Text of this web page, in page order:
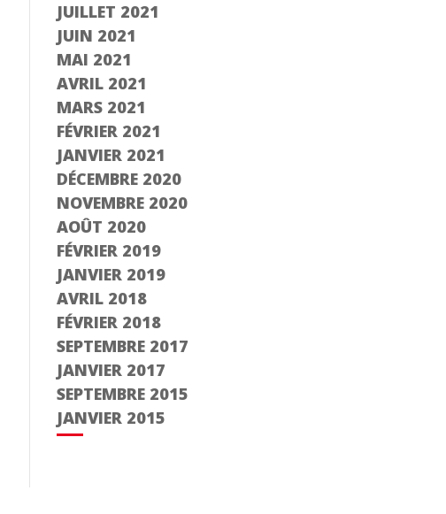
JUILLET 2021
JUIN 2021
MAI 2021
AVRIL 2021
MARS 2021
FÉVRIER 2021
JANVIER 2021
DÉCEMBRE 2020
NOVEMBRE 2020
AOÛT 2020
FÉVRIER 2019
JANVIER 2019
AVRIL 2018
FÉVRIER 2018
SEPTEMBRE 2017
JANVIER 2017
SEPTEMBRE 2015
JANVIER 2015